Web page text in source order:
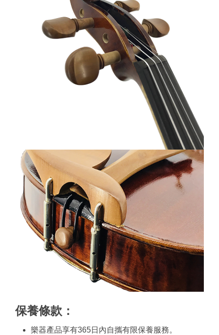
保養條款：
樂器產品享有365日內自攜有限保養服務。